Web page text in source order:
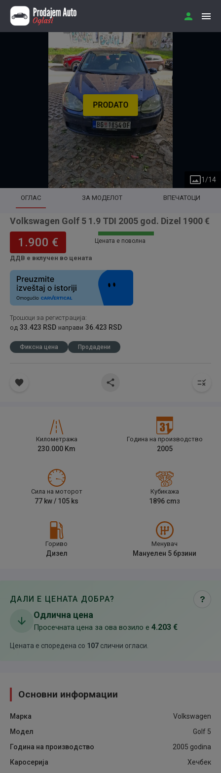
PRODATO
1 /14
ОГЛАС ЗА МОДЕЛОТ ВПЕЧАТОЦИ
Volkswagen Golf 5 1.9 TDI 2005 god. Dizel 1900 €
1.900 €
ДДВ е вклучен во цената
Цената е поволна
Трошоци за регистрација:
од 33.423 RSD направи 36.423 RSD
Фиксна цена Продадени
Километража
230.000 Km
Година на производство
2005
Сила на моторот
77 kw / 105 ks
Кубикажа
1896 cm3
Гориво
Дизел
Менувач
Мануелен 5 брзини
ДАЛИ Е ЦЕНАТА ДОБРА? ?
Одлична цена
Просечната цена за ова возило е 4.203 €
Цената е споредена со 107 слични огласи
Основни информации
Марка
Volkswagen
Модел
Golf 5
Година на производство
2005 godina
Каросерија
Хечбек